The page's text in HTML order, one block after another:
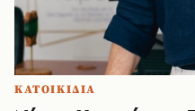
ΚΑΤΟΙΚΙΔΙΑ